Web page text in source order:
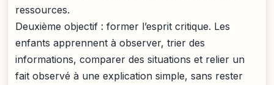
ressources.
Deuxième objectif : former l’esprit critique. Les
enfants apprennent à observer, trier des
informations, comparer des situations et relier un
fait observé à une explication simple, sans rester